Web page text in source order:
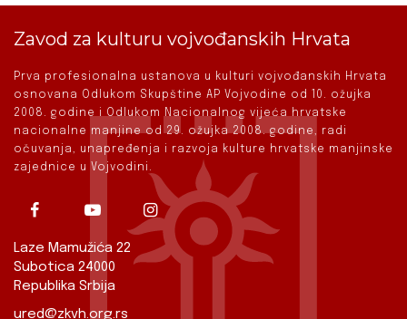
Zavod za kulturu vojvođanskih Hrvata
Prva profesionalna ustanova u kulturi vojvođanskih Hrvata
osnovana Odlukom Skupštine AP Vojvodine od 10. ožujka
2008. godine i Odlukom Nacionalnog vijeća hrvatske
nacionalne manjine od 29. ožujka 2008. godine, radi
očuvanja, unapređenja i razvoja kulture hrvatske manjinske
zajednice u Vojvodini.
Laze Mamužića 22
Subotica 24000
Republika Srbija
ured@zkvh.org.rs